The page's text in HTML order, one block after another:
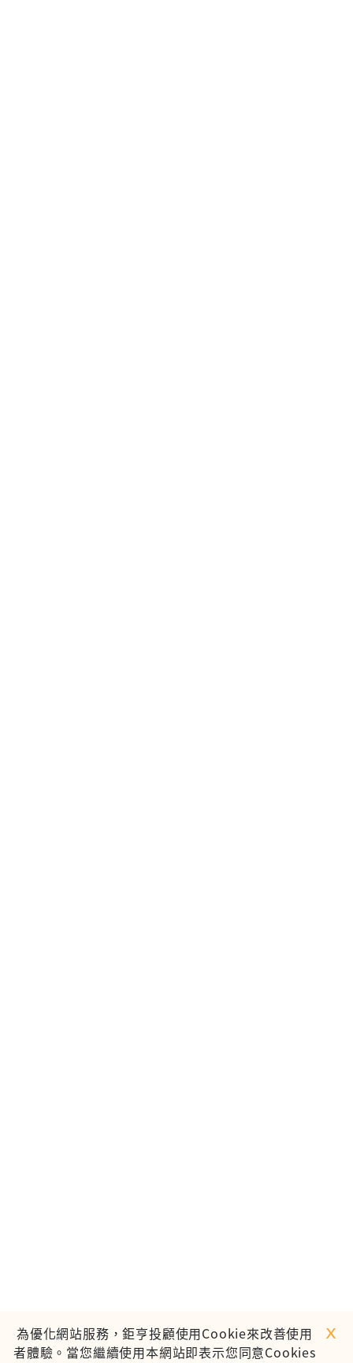
為優化網站服務，鉅亨投顧使用Cookie來改善使用
者體驗。當您繼續使用本網站即表示您同意Cookies
ｘ